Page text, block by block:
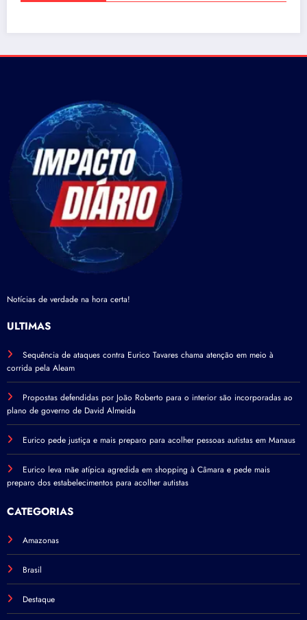
Notícias de verdade na hora certa!
ÚLTIMAS
Sequência de ataques contra Eurico Tavares chama atenção em meio à
corrida pela Aleam
Propostas defendidas por João Roberto para o interior são incorporadas ao
plano de governo de David Almeida
Eurico pede justiça e mais preparo para acolher pessoas autistas em Manaus
Eurico leva mãe atípica agredida em shopping à Câmara e pede mais
preparo dos estabelecimentos para acolher autistas
CATEGORIAS
Amazonas
Brasil
Destaque